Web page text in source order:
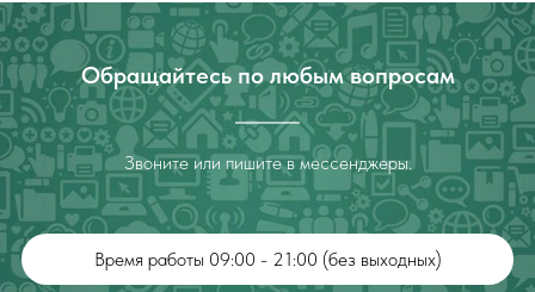
Обращайтесь по любым вопросам
Звоните или пишите в мессенджеры.
Время работы 09:00 - 21:00 (без выходных)